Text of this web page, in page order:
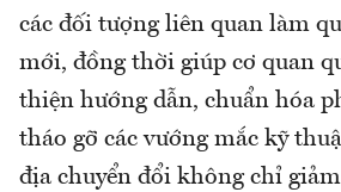
các đối tượng liên quan làm
mới, đồng thời giúp cơ quan
thiện hướng dẫn, chuẩn hóa
tháo gỡ các vướng mắc kỹ
địa chuyển đổi không chỉ